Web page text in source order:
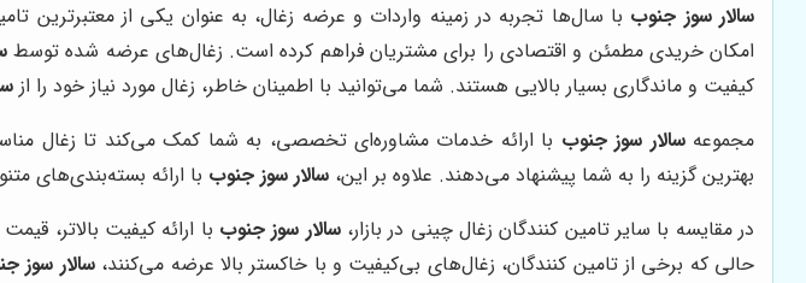
سالار سوز جنوب با سال‌ها تجربه در زمینه واردات و عرضه زغال، به عنوان یکی از معتبرترین
امکان خریدی مطمئن و اقتصادی را برای مشتریان فراهم کرده است. زغال‌های عرضه شده توسط
کیفیت و ماندگاری بسیار بالایی هستند. شما می‌توانید با اطمینان خاطر، زغال مورد نیاز خود را از
مجموعهسالار سوز جنوب با ارائه خدمات مشاوره‌ای تخصصی، به شما کمک می‌کند تا زغال
بهترین گزینه را به شما پیشنهاد می‌دهند. علاوه بر این، سالار سوز جنوب با ارائه بسته‌بندی‌های
در مقایسه با سایر تامین کنندگان زغال چینی در بازار،سالار سوز جنوب با ارائه کیفیت بالاتر،
حالی که برخی از تامین کنندگان، زغال‌های بی‌کیفیت و با خاکستر بالا عرضه می‌کنند،سالار سوز